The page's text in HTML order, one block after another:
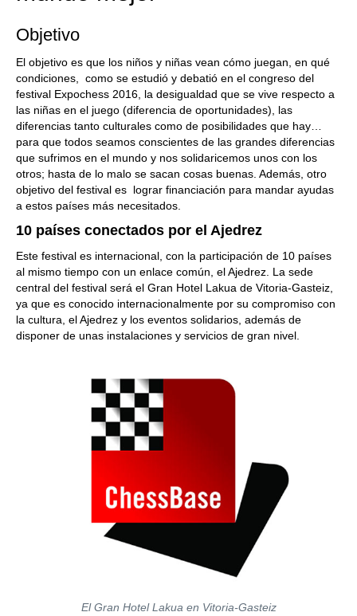
Objetivo
El objetivo es que los niños y niñas vean cómo juegan, en qué
condiciones, como se estudió y debatió en el congreso del
festival Expochess 2016, la desigualdad que se vive respecto a
las niñas en el juego (diferencia de oportunidades), las
diferencias tanto culturales como de posibilidades que hay…
para que todos seamos conscientes de las grandes diferencias
que sufrimos en el mundo y nos solidaricemos unos con los
otros; hasta de lo malo se sacan cosas buenas. Además, otro
objetivo del festival es lograr financiación para mandar ayudas
a estos países más necesitados.
10 países conectados por el Ajedrez
Este festival es internacional, con la participación de 10 países
al mismo tiempo con un enlace común, el Ajedrez. La sede
central del festival será el Gran Hotel Lakua de Vitoria-Gasteiz,
ya que es conocido internacionalmente por su compromiso con
la cultura, el Ajedrez y los eventos solidarios, además de
disponer de unas instalaciones y servicios de gran nivel.
El Gran Hotel Lakua en Vitoria-Gasteiz